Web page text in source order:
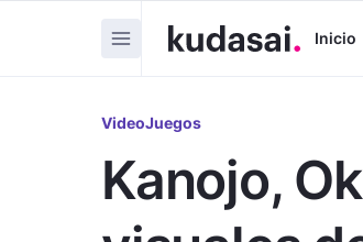
Inicio
VideoJuegos
Kanojo,